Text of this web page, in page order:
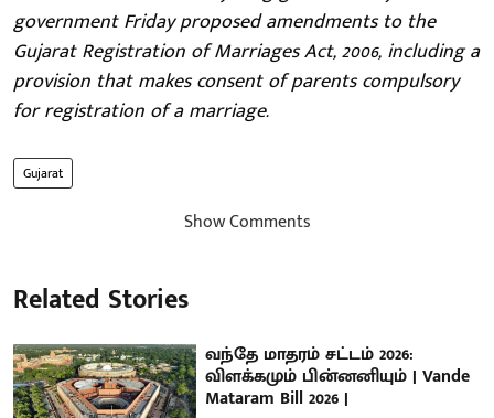
government Friday proposed amendments to the
Gujarat Registration of Marriages Act, 2006, including a
provision that makes consent of parents compulsory
for registration of a marriage.
Gujarat
Show Comments
Related Stories
வந்தே மாதரம் சட்டம் 2026:
விளக்கமும் பின்னனியும் | Vande
Mataram Bill 2026 |